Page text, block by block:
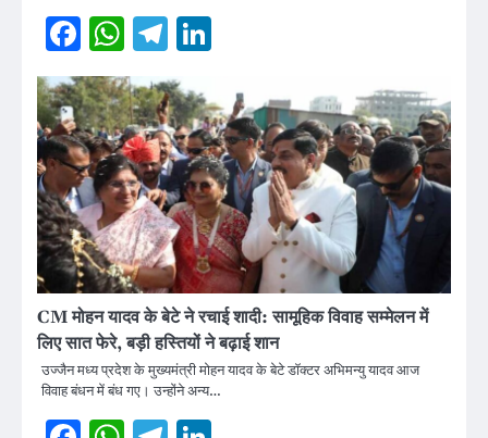
Facebook
WhatsApp
Telegram
CM मोहन यादव के बेटे ने रचाई शादी: सामूहिक विवाह सम्मेलन में
लिए सात फेरे, बड़ी हस्तियों ने बढ़ाई शान
उज्जैन मध्य प्रदेश के मुख्यमंत्री मोहन यादव के बेटे डॉक्टर अभिमन्यु यादव आज
विवाह बंधन में बंध गए। उन्होंने अन्य…